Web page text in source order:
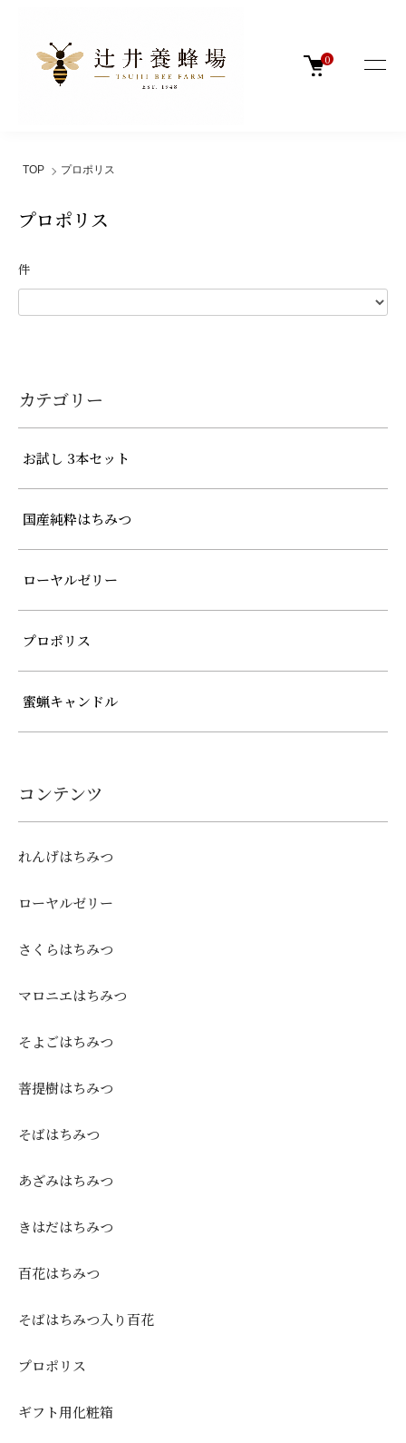
0
TOP プロポリス
プロポリス
件
カテゴリー
お試し 3本セット
国産純粋はちみつ
ローヤルゼリー
プロポリス
蜜蝋キャンドル
コンテンツ
れんげはちみつ
ローヤルゼリー
さくらはちみつ
マロニエはちみつ
そよごはちみつ
菩提樹はちみつ
そばはちみつ
あざみはちみつ
きはだはちみつ
百花はちみつ
そばはちみつ入り百花
プロポリス
ギフト用化粧箱